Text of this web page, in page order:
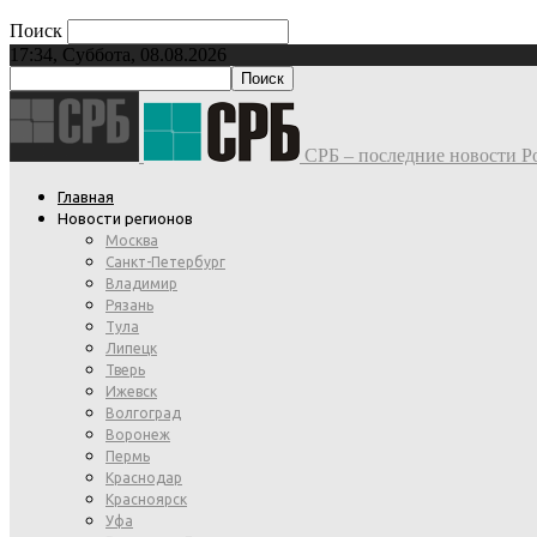
Поиск
17:34, Суббота, 08.08.2026
СРБ – последние новости
Главная
Новости регионов
Москва
Санкт-Петербург
Владимир
Рязань
Тула
Липецк
Тверь
Ижевск
Волгоград
Воронеж
Пермь
Краснодар
Красноярск
Уфа